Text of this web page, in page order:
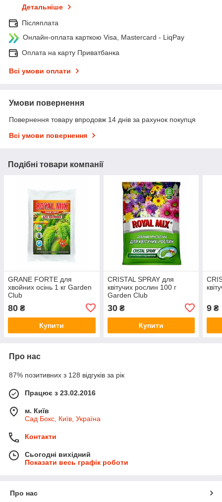
Детальніше
Післяплата
Онлайн-оплата карткою Visa, Mastercard - LiqPay
Оплата на карту Приватбанка
Всі умови оплати
Умови повернення
Повернення товару впродовж 14 днів за рахунок покупця
Всі умови повернення
Подібні товари компанії
GRANE FORTE для
хвойних осінь 1 кг Garden
Club
80 ₴
Купити
CRISTAL SPRAY для
квітучих рослин 100 г
Garden Club
30₴
Купити
9 ₴
Про нас
87% позитивних з 128 відгуків за рік
Працює з 23.02.2016
м. Київ
Сад Бокс, Київ, Україна
Контакти
Сьогодні вихідний
Показати весь графік роботи
Про нас